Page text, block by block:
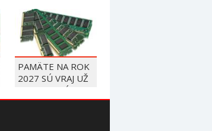
PAMÄTE NA ROK
2027 SÚ VRAJ UŽ
VYPREDANÉ